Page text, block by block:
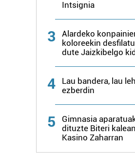
Intsignia
3
Alardeko
koloreekin
dute Jaizkibelgo
4
Lau bandera, lau
ezberdin
5
Gimnasia
dituzte Biteri
Kasino Zaharran